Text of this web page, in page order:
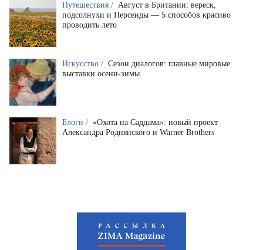
Путешествия / Август в Британии: вереск,
подсолнухи и Персеиды — 5 способов красиво
проводить лето
Искусство / Сезон диалогов: главные мировые
выставки осени-зимы
Блоги / «Охота на Саддама»: новый проект
Александра Роднянского и Warner Brothers